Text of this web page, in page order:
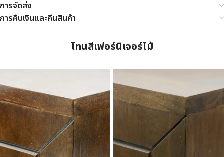
การจัดส่ง
การคืนเงินและคืนสินค้า
โทนสีเฟอร์นิเจอร์ไม้